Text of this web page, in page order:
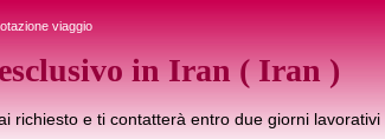
viaggio
in Iran ( Iran )
richiesto e ti contatterà entro due giorni lavorativi